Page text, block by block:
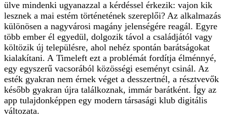
ülve mindenki ugyanazzal a kérdéssel érkezik: vajon kik
lesznek a mai estém történetének szereplői? Az alkalmazás
különösen a nagyvárosi magány jelenségére reagál. Egyre
több ember él egyedül, dolgozik távol a családjától vagy
költözik új településre, ahol nehéz spontán barátságokat
kialakítani. A Timeleft ezt a problémát fordítja élménnyé,
egy egyszerű vacsorából közösségi eseményt csinál. Az
esték gyakran nem érnek véget a desszertnél, a résztvevők
később gyakran újra találkoznak, immár barátként. Így az
app tulajdonképpen egy modern társasági klub digitális
változata.